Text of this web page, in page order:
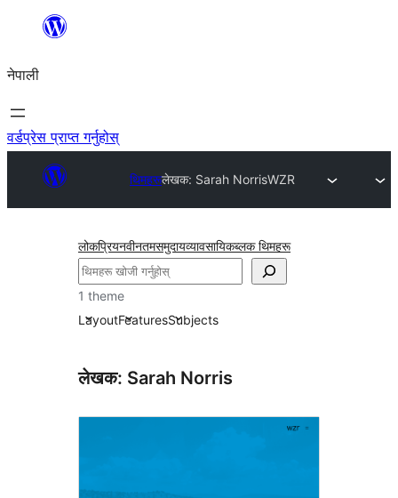
सामग्रीमा
नेपाली
वर्डप्रेस प्राप्त गर्नुहोस्
थिमहरूलेखक: Sarah NorrisWZR
लोकप्रियनवीनतमसमुदायव्यावसायिकब्लक थिमहरू
खोज्नुहोस्
1 theme
LayoutFeaturesSubjects
लेखक: Sarah Norris